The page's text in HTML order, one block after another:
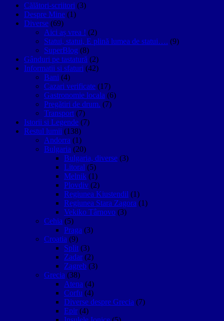
Călători-scriitori (3)
Despre Mine (1)
Diverse (69)
Aici aș vrea ! (2)
Statui, statui, E plină lumea de statui…. (9)
SuperBlog (8)
Gânduri pe tastatură (2)
Informatii si sfaturi (42)
Bani (4)
Cazari verificate (17)
Gastronomie locala (6)
Pregătiri de drum. (7)
Transport (7)
Istorii si Legende (7)
Restul lumii (138)
Andorra (1)
Bulgaria (20)
Bulgaria, diverse (3)
Litoral (5)
Melnik (1)
Plovdiv (2)
Regiunea Kiustendil (1)
Regiunea Stara Zagora (1)
Vekiko Târnovo (3)
Cehia (5)
Praga (3)
Croatia (9)
Split (3)
Zadar (2)
Zagreb (3)
Grecia (38)
Atena (4)
Corfu (4)
Diverse despre Grecia (7)
Epir (4)